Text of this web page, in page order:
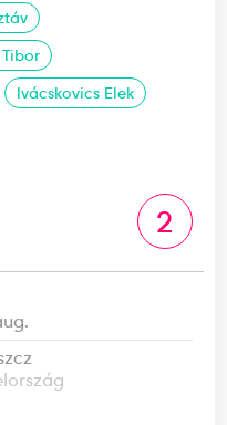
Ivácskovics Elek
2